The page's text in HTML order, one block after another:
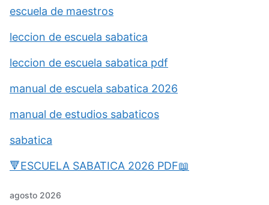
escuela de maestros
leccion de escuela sabatica
leccion de escuela sabatica pdf
manual de escuela sabatica 2026
manual de estudios sabaticos
sabatica
🔻ESCUELA SABATICA 2026 PDF📖
agosto 2026